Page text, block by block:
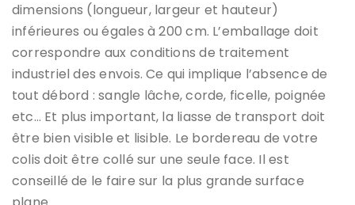
dimensions (longueur, largeur et hauteur)
inférieures ou égales à 200 cm. L’emballage doit
correspondre aux conditions de traitement
industriel des envois. Ce qui implique l’absence de
tout débord : sangle lâche, corde, ficelle, poignée
etc… Et plus important, la liasse de transport doit
être bien visible et lisible. Le bordereau de votre
colis doit être collé sur une seule face. Il est
conseillé de le faire sur la plus grande surface